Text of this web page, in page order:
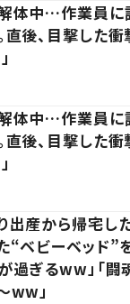
体中…作業員に
直後、目撃した
体中…作業員に
直後、目撃した
出産から帰宅し
“ベビーベッド”
過ぎるww」「闘
ww」